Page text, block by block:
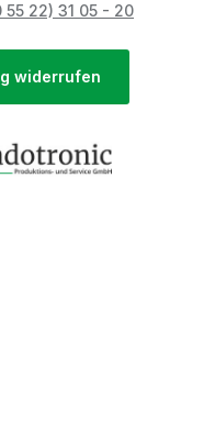
55 22) 31 05 - 20
widerrufen